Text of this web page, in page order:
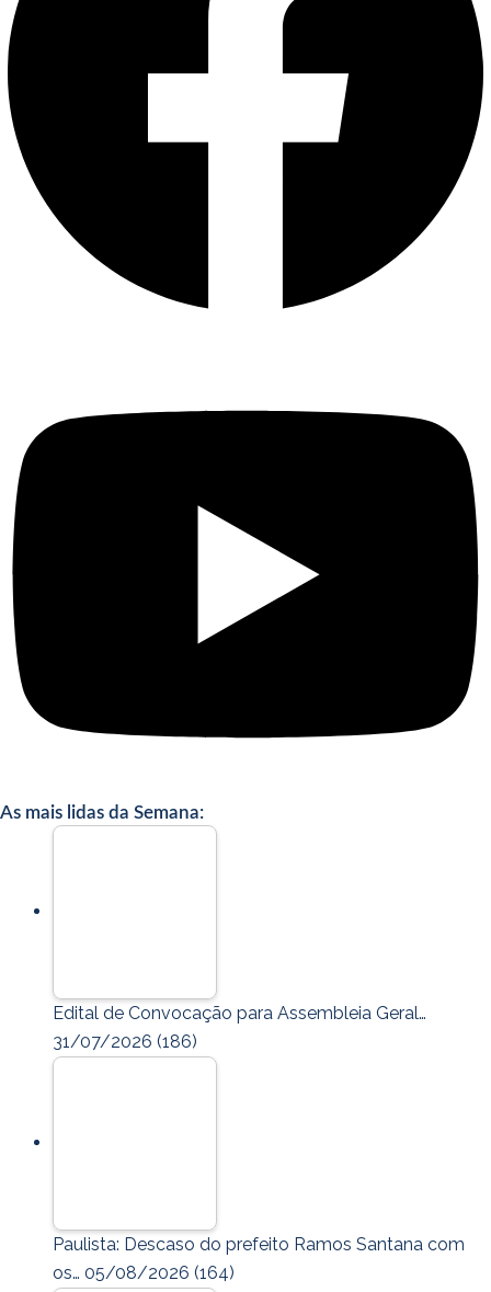
As mais lidas da Semana:
Edital de Convocação para Assembleia Geral…
31/07/2026 (186)
Paulista: Descaso do prefeito Ramos Santana com
os… 05/08/2026 (164)